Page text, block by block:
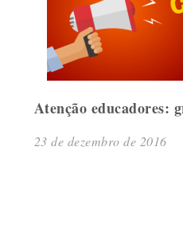
Atenção educadores:
23 de dezembro de 2016